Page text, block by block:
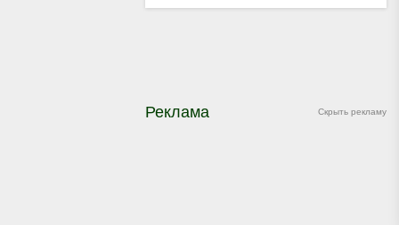
Скрыть рекламу
Реклама